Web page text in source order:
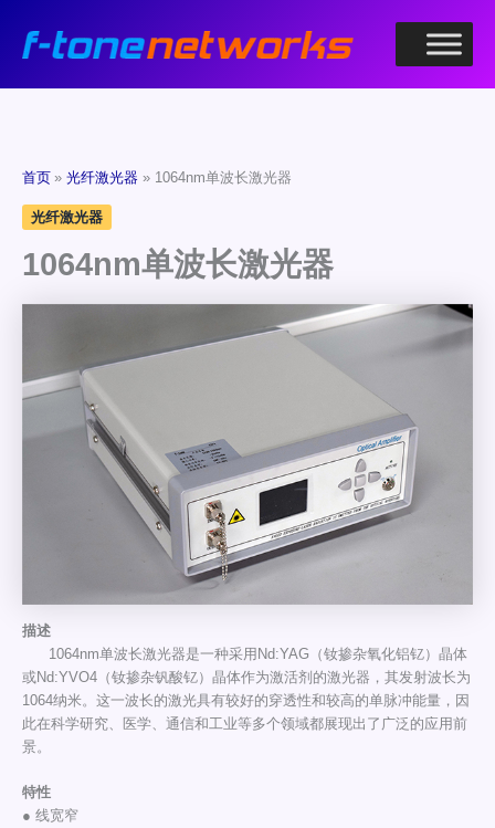
首页 光纤激光器 1064nm单波长激光器
光纤激光器
1064nm单波长激光器
描述
1064nm单波长激光器是一种采用Nd:YAG（钕掺杂氧化铝钇）晶体
或Nd:YVO4（钕掺杂钒酸钇）晶体作为激活剂的激光器，其发射波长为
1064纳米。这一波长的激光具有较好的穿透性和较高的单脉冲能量，因
此在科学研究、医学、通信和工业等多个领域都展现出了广泛的应用前
景。
特性
● 线宽窄